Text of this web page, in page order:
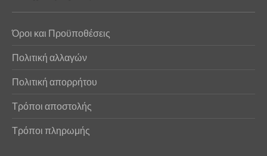
Όροι και Προϋποθέσεις
Πολιτική αλλαγών
Πολιτική απορρήτου
Τρόποι αποστολής
Τρόποι πληρωμής